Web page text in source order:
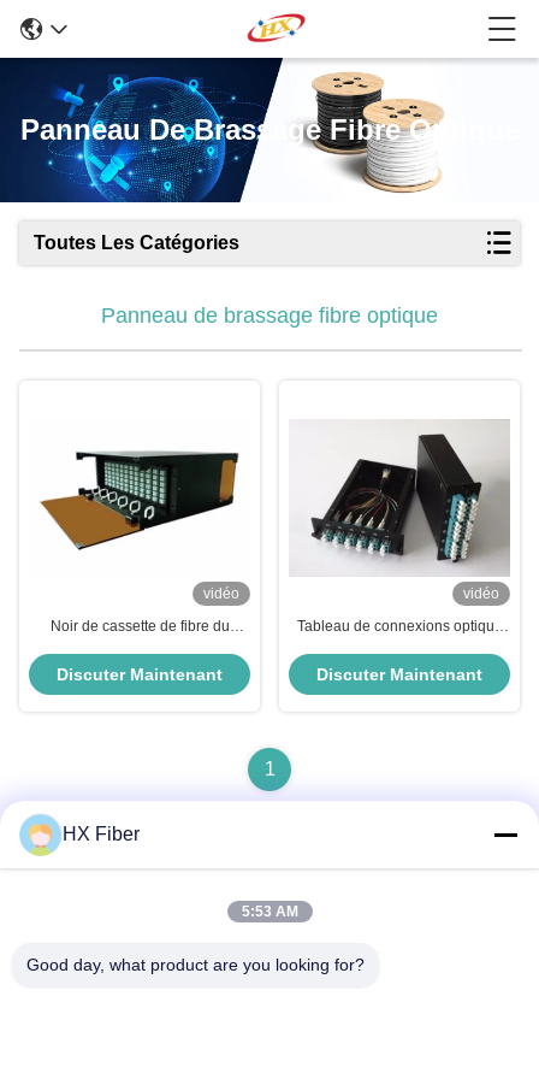
Panneau De Brassage Fibre Optique
Toutes Les Catégories
Panneau de brassage fibre optique
vidéo
Noir de cassette de fibre du
du châssis 4U de MTP MPO
Discuter Maintenant
vidéo
Tableau de connexions optique
MTP MPO du tableau de
connexions 24 de fibre
Discuter Maintenant
1
Adresse
HX Fiber
5:53 AM
Good day, what product are you looking for?